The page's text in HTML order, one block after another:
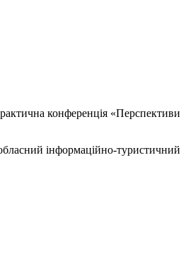
конференція «Перспективи
інформаційно-